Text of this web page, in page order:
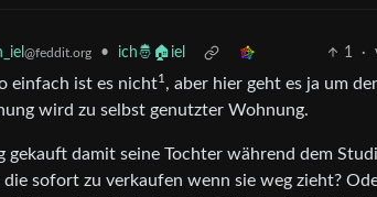
@feddit.org • ich🤴🏠iel 1 ·
einfach ist es nicht1 , aber hier geht es ja um
wird zu selbst genutzter Wohnung.
gekauft damit seine Tochter während dem
sofort zu verkaufen wenn sie weg zieht?